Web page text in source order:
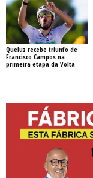
Queluz recebe triunfo de
Francisco Campos na
primeira etapa da Volta